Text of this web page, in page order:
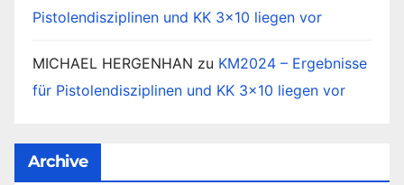
Pistolendisziplinen und KK 3×10 liegen vor
MICHAEL HERGENHAN zu KM2024 – Ergebnisse
für Pistolendisziplinen und KK 3×10 liegen vor
Archive